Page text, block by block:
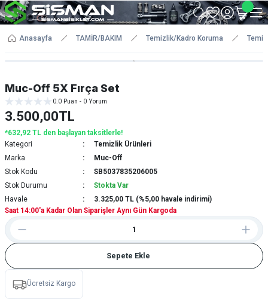
Anasayfa TAMİR/BAKIM Temizlik/Kadro Koruma
Muc-Off 5X Fırça Set
0.0 Puan - 0 Yorum
3.500,00TL
*632,92 TL den başlayan taksitlerle!
Kategori
Temizlik Ürünleri
Marka
Muc-Off
Stok Kodu
SB5037835206005
Stok Durumu
Stokta Var
Havale
3.325,00 TL (%5,00 havale indirimi)
Saat 14:00'a Kadar Olan Siparişler Aynı Gün Kargoda
Sepete Ekle
Ücretsiz Kargo